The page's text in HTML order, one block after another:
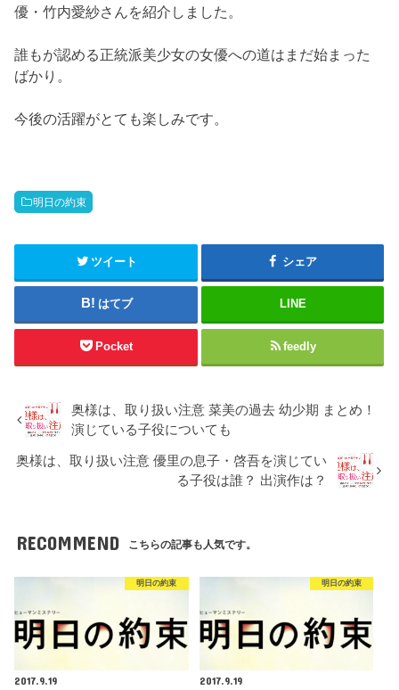
優・竹内愛紗さんを紹介しました。
誰もが認める正統派美少女の女優への道はまだ始まった
ばかり。
今後の活躍がとても楽しみです。
明日の約束
ツイート シェア
はてブ LINE
Pocket feedly
奥様は、取り扱い注意 菜美の過去 幼少期 まとめ！
演じている子役についても
奥様は、取り扱い注意 優里の息子・啓吾を演じてい
る子役は誰？ 出演作は？
RECOMMEND こちらの記事も人気です。
明日の約束
2017.9.19
明日の約束
2017.9.19